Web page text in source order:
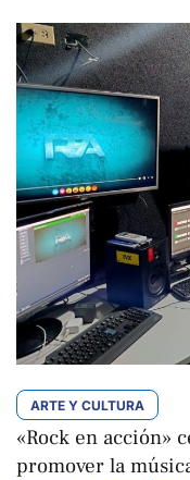
ARTE Y CULTURA
«Rock en acción»
promover la